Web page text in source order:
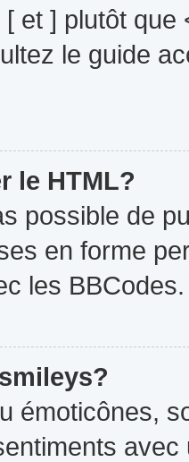
et ] plutôt que
le guide
le HTML?
possible de
en forme
les BBCodes.
émoticônes,